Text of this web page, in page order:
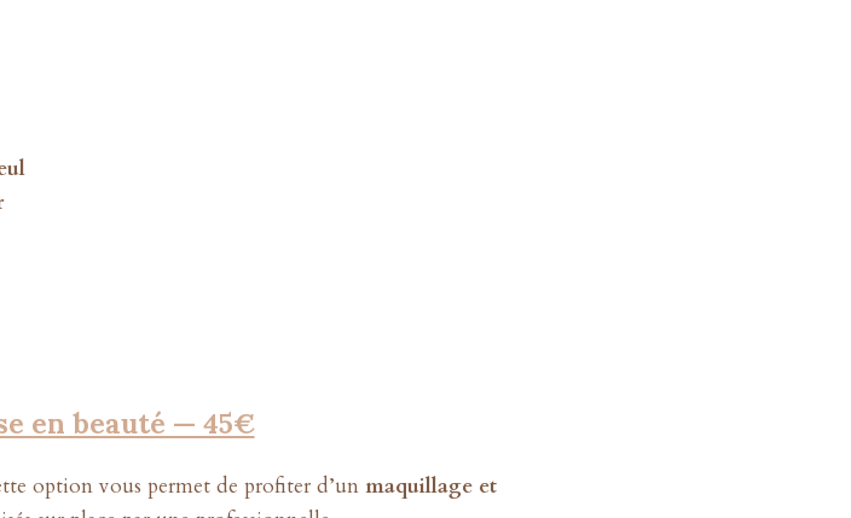
en beauté — 45€
option vous permet de profiter d’un maquillage et